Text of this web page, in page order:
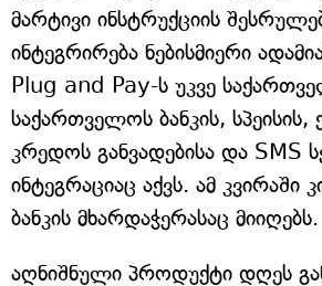
მარტივი ინსტრუქციის
ინტეგრირება ნებისმიერი
Plug and Pay-ს უკვე
საქართველოს ბანკის, სპეისის,
კრედოს განვადებისა და SMS
ინტეგრაციაც აქვს. ამ კვირაში
ბანკის მხარდაჭერასაც მიიღებს.
აღნიშნული პროდუქტი დღეს